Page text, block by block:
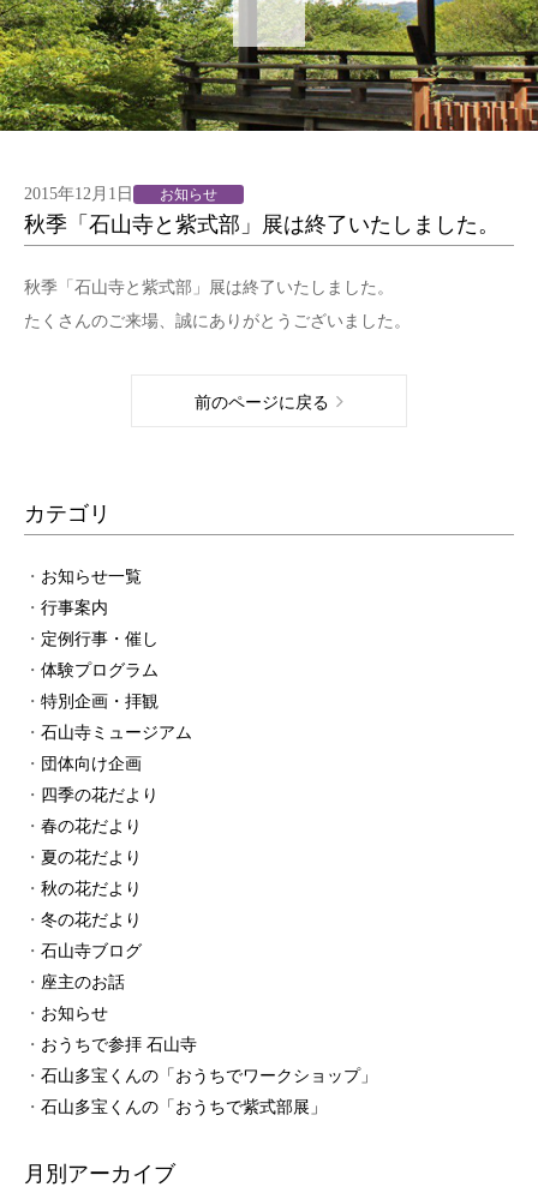
2015年12月1日 お知らせ
秋季「石山寺と紫式部」展は終了いたしました。
秋季「石山寺と紫式部」展は終了いたしました。
たくさんのご来場、誠にありがとうございました。
前のページに戻る
カテゴリ
お知らせ一覧
行事案内
定例行事・催し
体験プログラム
特別企画・拝観
石山寺ミュージアム
団体向け企画
四季の花だより
春の花だより
夏の花だより
秋の花だより
冬の花だより
石山寺ブログ
座主のお話
お知らせ
おうちで参拝 石山寺
石山多宝くんの「おうちでワークショップ」
石山多宝くんの「おうちで紫式部展」
月別アーカイブ